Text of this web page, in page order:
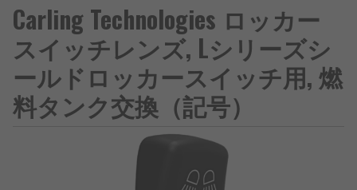
Carling Technologies ロッカー
スイッチレンズ, Lシリーズシ
ールドロッカースイッチ用, 燃
料タンク交換（記号）